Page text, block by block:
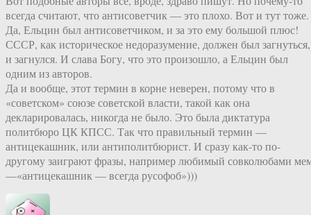
всегда считают, что антисоветчик — это плохо. Вот и тут тоже.
Да, Ельцин был антисоветчиком, и за это ему большой плюс!
СССР, как историческое недоразумение, должен был загнуться,
и загнулся. И слава Богу, что это произошло, а Ельцин был
одним из авторов.
Да и вообще, этот термин в корне неверен, потому что в
«советском» союзе советской власти, такой как она
декларировалась, никогда не было. Это была диктатура
политбюро ЦК КПСС. Так что правильный термин —
антицекашник, или антиполитбюрист. И сразу как-то по-
другому заиграют фразы, например любимый совколюбами
—«антицекашник — всегда русофоб»)))